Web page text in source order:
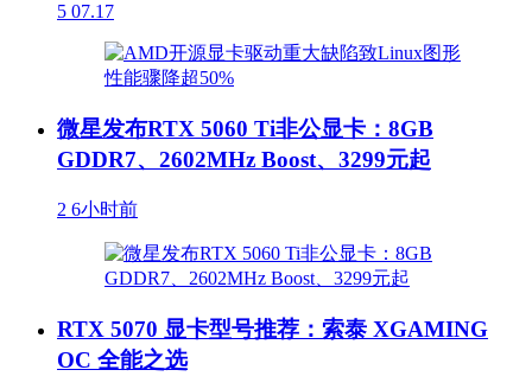
5 07.17
微星发布RTX 5060 Ti非公显卡：8GB
GDDR7、2602MHz Boost、3299元起
2 6小时前
RTX 5070 显卡型号推荐：索泰 XGAMING
OC 全能之选